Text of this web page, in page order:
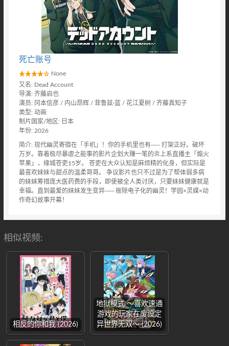
死亡账号
None
又名: Dead Account
导演: 齐藤启也
演员: 冈本信彦 / 内山昂辉 / 菲鲁兹·蓝 / 花江夏树 / 齐藤真知子
类型: 动画
制片国家/地区: 日本
年份: 2026
简介: 现代幽灵寄宿在「手机」！你的手机里也有── 打架正好。破坏
万岁。靠着极尽暴虐之能事的影片企划大赚一笔的炎上系直播主「煽火
苹果」，缘城苍吏15岁。 苍吏在大众认知是麻烦精的化身，但实际是
最喜欢妹妹与甜点的温柔哥哥。 争议影片也只不过是为了帮体弱多病
的妹妹筹措庞大医药费的手段，即使被全人类讨厌，只要妹妹健康就是
幸福。直到最爱的妹妹发生变异── 祓除电子化的幽灵！学园×灵媒×动
作奇幻故事开幕！
相似视频:
相反的你和我 (2026)
地狱模式 ～喜欢速通
游戏的玩家在废设定
异世界无双～ (2026)